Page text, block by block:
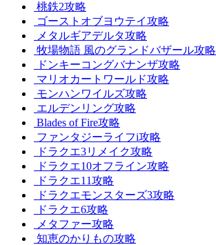
桃鉄2攻略
ゴーストオブヨウテイ攻略
メタルギアデルタ攻略
牧場物語 風のグランドバザール攻略
ドンキーコングバナンザ攻略
マリオカートワールド攻略
モンハンワイルズ攻略
エルデンリング攻略
Blades of Fire攻略
ファンタジーライフi攻略
ドラクエ3リメイク攻略
ドラクエ10オフライン攻略
ドラクエ11攻略
ドラクエモンスターズ3攻略
ドラクエ6攻略
メタファー攻略
知恵のかりもの攻略